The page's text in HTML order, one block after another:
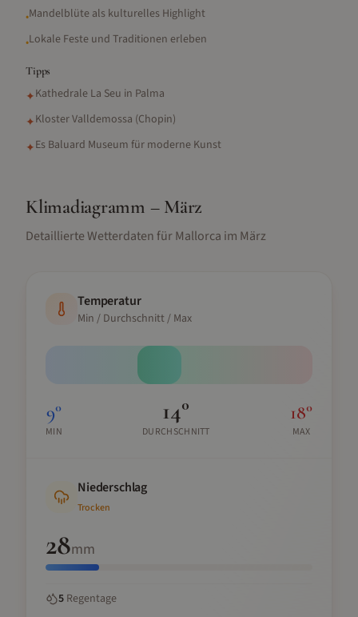
•Mandelblüte als kulturelles Highlight
•Lokale Feste und Traditionen erleben
Tipps
✦Kathedrale La Seu in Palma
✦Kloster Valldemossa (Chopin)
✦Es Baluard Museum für moderne Kunst
Klimadiagramm – März
Detaillierte Wetterdaten fürMallorca im März
Temperatur
Min / Durchschnitt / Max
9°
MIN
14°
DURCHSCHNITT
18°
MAX
Niederschlag
Trocken
28mm
5 Regentage